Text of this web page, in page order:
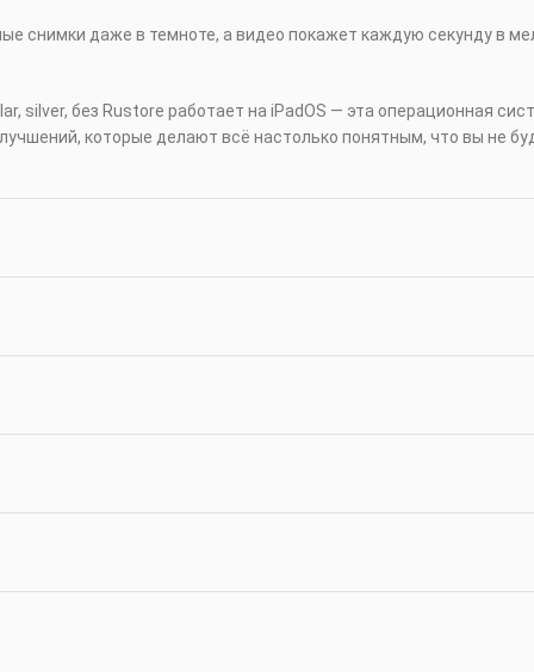
снимки даже в темноте, а видео покажет каждую секунду в
silver, без Rustore работает на iPadOS — эта операционная
которые делают всё настолько понятным, что вы не